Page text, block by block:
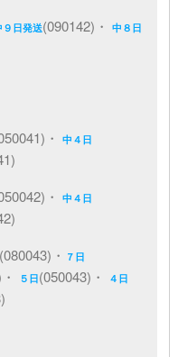
９日発送(090142)・中８日
・中４日
・中４日
(080043)・ ７日
５日(050043)・ ４日